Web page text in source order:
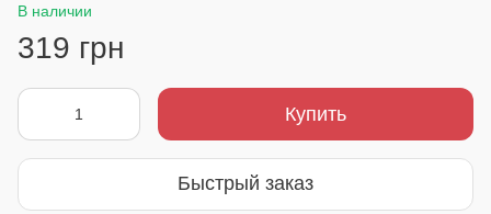
В наличии
319 грн
Купить
Быстрый заказ